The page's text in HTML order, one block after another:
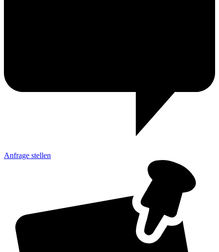
Anfrage stellen